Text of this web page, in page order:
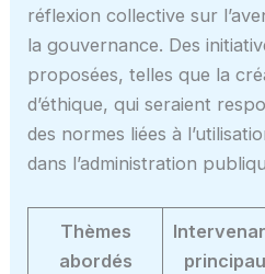
réflexion collective sur
la gouvernance. Des
proposées, telles que la
d’éthique, qui seraient
des normes liées à
dans l’administration
Thèmes
abordés